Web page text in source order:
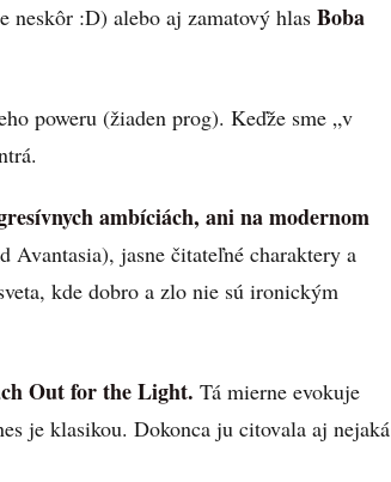
neskôr :D) alebo aj zamatový hlas Boba
poweru (žiaden prog). Keďže sme „v
ambíciách, ani na modernom
jasne čitateľné charaktery a
kde dobro a zlo nie sú ironickým
Out for the Light. Tá mierne evokuje
je klasikou. Dokonca ju citovala aj nejaká